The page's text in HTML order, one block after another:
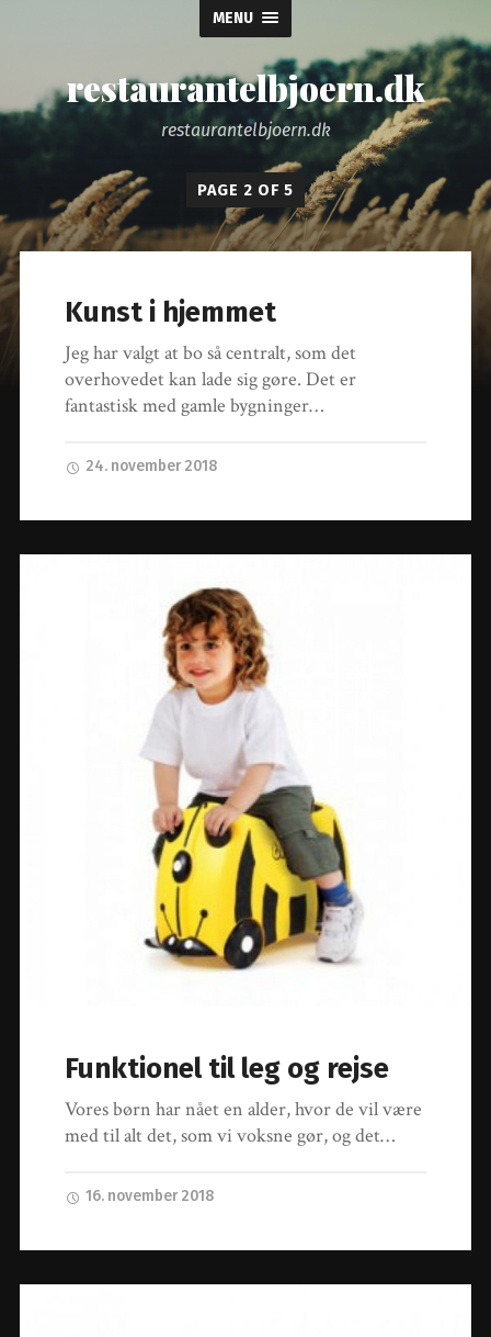
MENU
restaurantelbjoern.dk
restaurantelbjoern.dk
PAGE 2 OF 5
Kunst i hjemmet
Jeg har valgt at bo så centralt, som det
overhovedet kan lade sig gøre. Det er
fantastisk med gamle bygninger…
24. november 2018
Funktionel til leg og rejse
Vores børn har nået en alder, hvor de vil være
med til alt det, som vi voksne gør, og det…
16. november 2018